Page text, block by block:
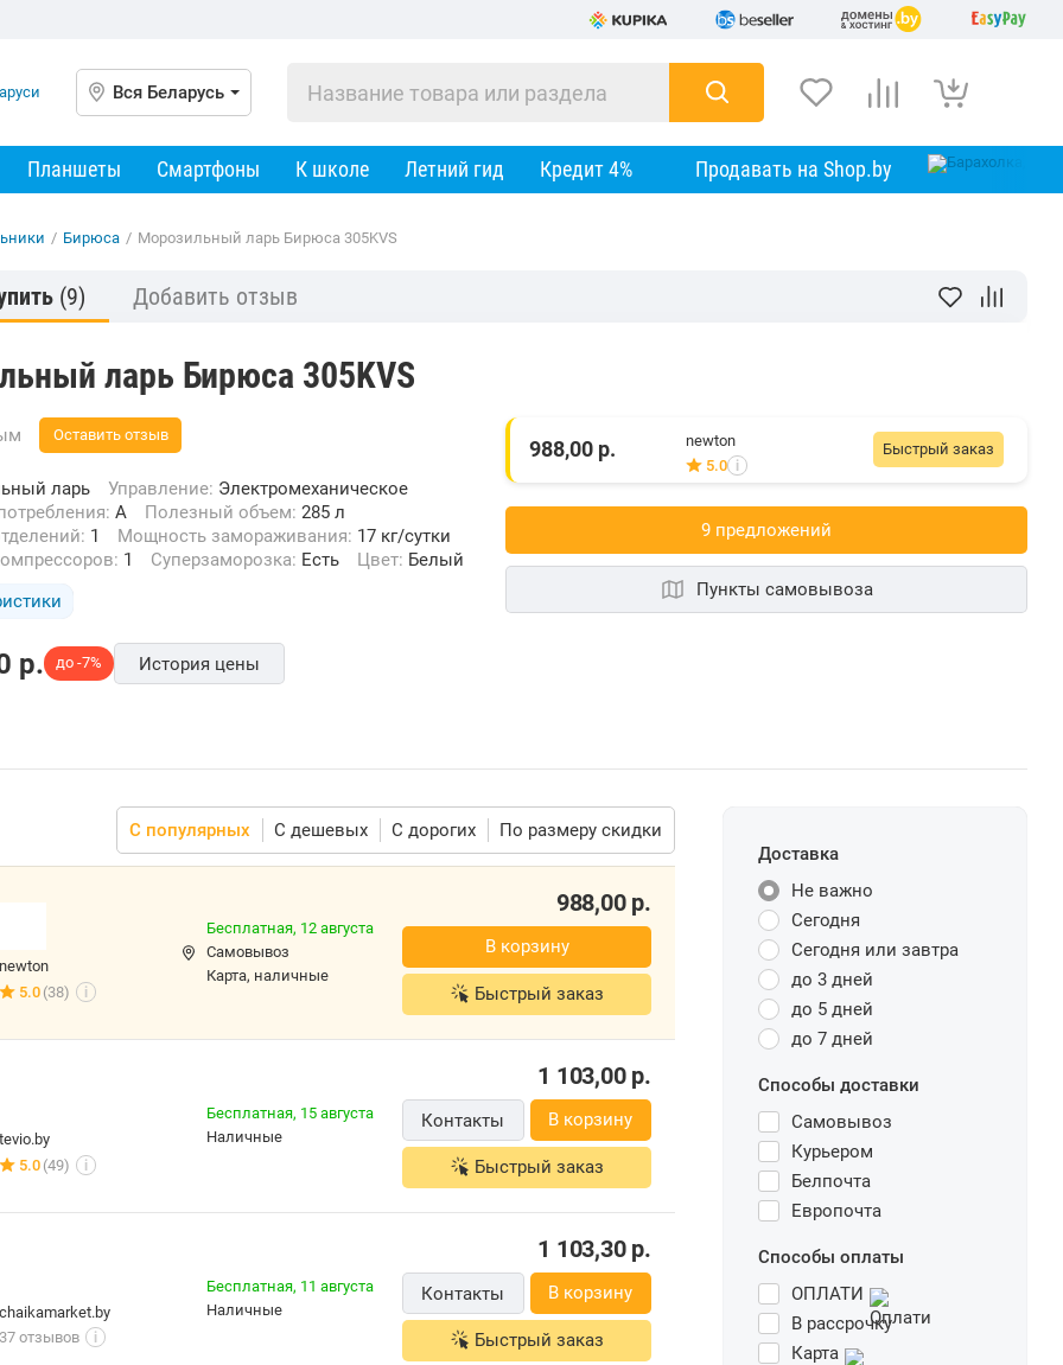
Вся Беларусь
Планшеты Смартфоны К школе Летний гид Кредит 4% Продавать на Shop.by
/ Бирюса / Морозильный ларь Бирюса 305KVS
(9) Добавить отзыв
ларь Бирюса 305KVS
Оставить отзыв
ларь Управление: Электромеханическое
A Полезный объем: 285 л
1 Мощность замораживания: 17 кг/сутки
1 Суперзаморозка: Есть Цвет: Белый
p. до -7% История цены
Быстрый заказ
988,00 р.
newton
5.0 i
9 предложений
Пункты самовывоза
С популярных С дешевых С дорогих По размеру скидки
newton
5.0 (38) i
Бесплатная, 12 августа
Самовывоз
карта, наличные
988,00р.
В корзину
Быстрый заказ
tevio.by
5.0 (49) i
Бесплатная, 15 августа
наличные
1 103,00р.
Контакты В корзину
Быстрый заказ
chaikamarket.by
37 отзывов
i
Бесплатная, 11 августа
наличные
1 103,30р.
Контакты В корзину
Быстрый заказ
Доставка
Не важно
Сегодня
Сегодня или завтра
до 3 дней
до 5 дней
до 7 дней
Способы доставки
Самовывоз
Курьером
Белпочта
Европочта
Способы оплаты
ОПЛАТИ
В рассрочку
Карта